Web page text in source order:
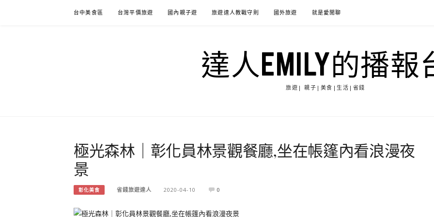
台中美食區 台灣平價旅遊 國內親子遊 旅遊達人教戰守則 國外旅遊 就是愛閒聊
達人EMILY的播報
旅遊| 親子|美食|生活|省錢
極光森林｜彰化員林景觀餐廳,坐在帳篷內看浪漫夜
景
彰化美食 省錢旅遊達人 2020-04-10 0